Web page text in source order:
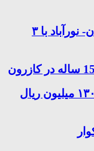
واژگونی پژو۲۰۶ در جاده بابامیدان- نورآباد با ۳
توقیف خودروی ام‌وی‌ام X33 با ۱۳۰ میلیون ریال